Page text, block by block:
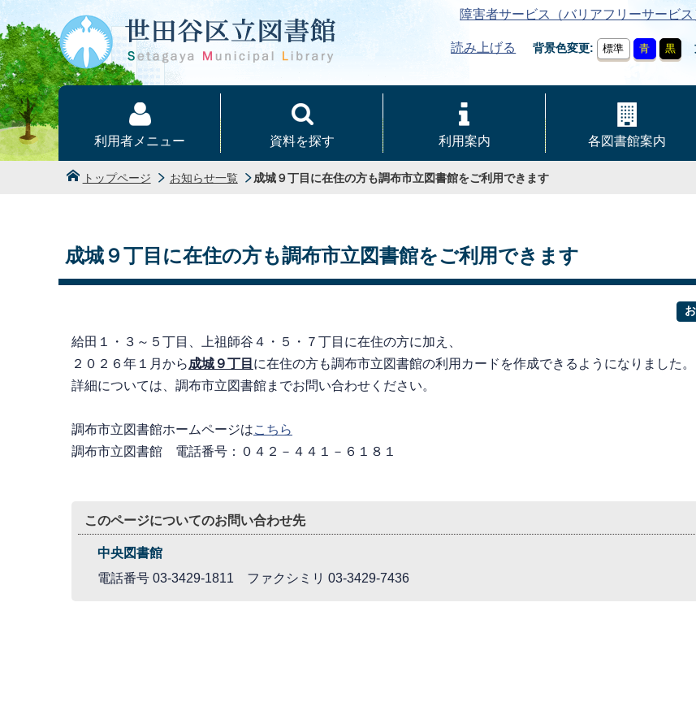
本文へ
障害者サービス（バリアフリーサービス
読み上げる 背景色変更 標準 青 黒
利用者メニュー 資料を探す 利用案内 各図書館案内
トップページ お知らせ一覧 成城９丁目に在住の方も調布市立図書館をご利用できます
成城９丁目に在住の方も調布市立図書館をご利用できます
給田１・３～５丁目、上祖師谷４・５・７丁目に在住の方に加え、
２０２６年１月から成城９丁目 に在住の方も調布市立図書館の利用カードを作成できるようになりました。
詳細については、調布市立図書館までお問い合わせください。
調布市立図書館ホームページはこちら
調布市立図書館 電話番号：０４２－４４１－６１８１
このページについてのお問い合わせ先
中央図書館
電話番号 03-3429-1811 ファクシミリ 03-3429-7436